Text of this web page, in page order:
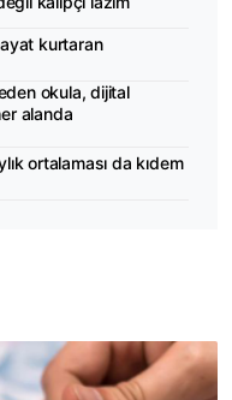
kurtaran
okula, dijital
alanda
ortalaması da kıdem